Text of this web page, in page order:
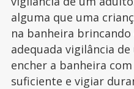
alguma que uma
na banheira brincando
adequada vigilância
encher a banheira
suficiente e vigiar